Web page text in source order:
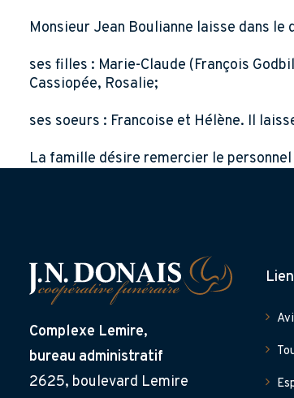
Monsieur Jean Boulianne laisse dans le
ses filles : Marie-Claude (François
Cassiopée, Rosalie;
ses soeurs : Francoise et Hélène. Il
La famille désire remercier le
Complexe Lemire,
bureau administratif
2625, boulevard Lemire